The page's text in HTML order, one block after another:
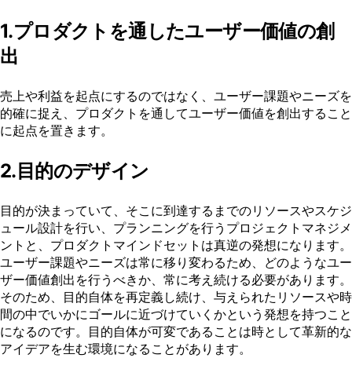
1.プロダクトを通したユーザー価値の創
出
売上や利益を起点にするのではなく、ユーザー課題やニーズを
的確に捉え、プロダクトを通してユーザー価値を創出すること
に起点を置きます。
2.目的のデザイン
目的が決まっていて、そこに到達するまでのリソースやスケジ
ュール設計を行い、プランニングを行うプロジェクトマネジメ
ントと、プロダクトマインドセットは真逆の発想になります。
ユーザー課題やニーズは常に移り変わるため、どのようなユー
ザー価値創出を行うべきか、常に考え続ける必要があります。
そのため、目的自体を再定義し続け、与えられたリソースや時
間の中でいかにゴールに近づけていくかという発想を持つこと
になるのです。目的自体が可変であることは時として革新的な
アイデアを生む環境になることがあります。